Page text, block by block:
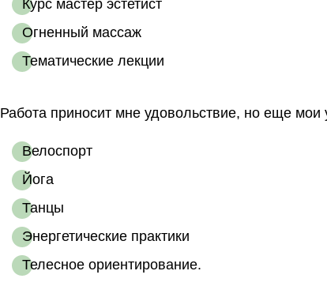
Курс мастер эстетист
Огненный массаж
Тематические лекции
Работа приносит мне удовольствие, но еще мои
Велоспорт
Йога
Танцы
Энергетические практики
Телесное ориентирование.